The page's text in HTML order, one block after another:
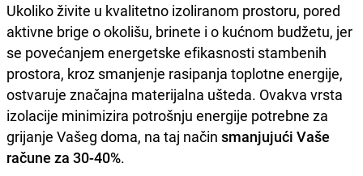
Ukoliko živite u kvalitetno izoliranom prostoru, pored
aktivne brige o okolišu, brinete i o kućnom budžetu, jer
se povećanjem energetske efikasnosti stambenih
prostora, kroz smanjenje rasipanja toplotne energije,
ostvaruje značajna materijalna ušteda. Ovakva vrsta
izolacije minimizira potrošnju energije potrebne za
grijanje Vašeg doma, na taj način smanjujući Vaše
račune za 30-40%.